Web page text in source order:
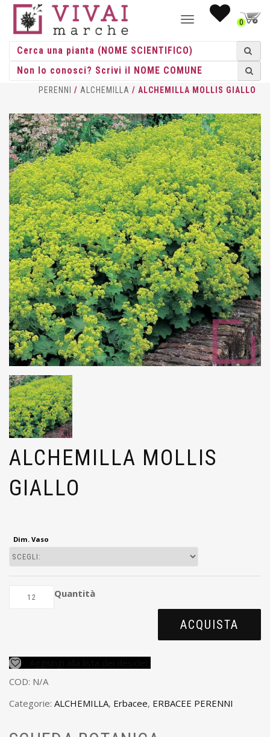
NAVIGAZIONE0
HOME/ ERBACEE ERBACEE
PERENNI / ALCHEMILLA / ALCHEMILLA MOLLIS GIALLO
ALCHEMILLA MOLLIS
GIALLO
Dim. Vaso
Quantità
ACQUISTA
COD: N/A
Categorie: ALCHEMILLA, Erbacee, ERBACEE PERENNI